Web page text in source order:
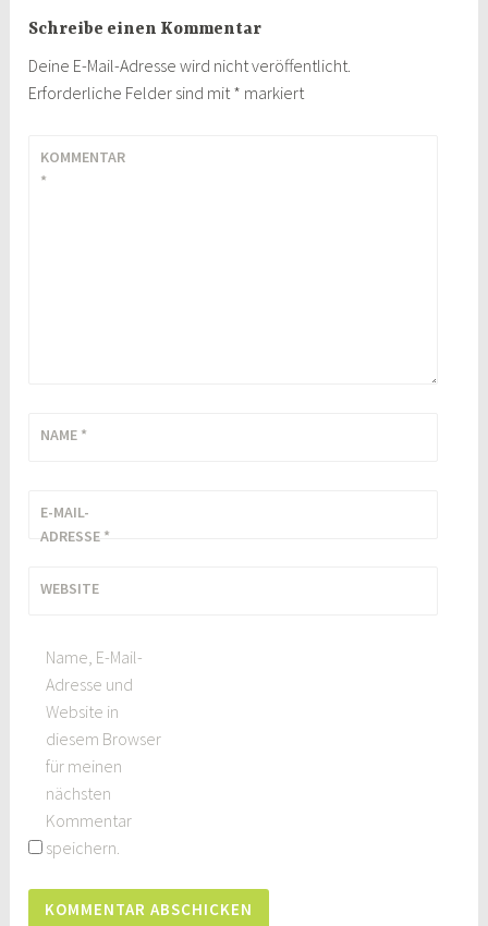
Schreibe einen Kommentar
Deine E-Mail-Adresse wird nicht veröffentlicht.
Erforderliche Felder sind mit* markiert
KOMMENTAR
*
NAME *
E-MAIL-
ADRESSE *
WEBSITE
Name, E-Mail-
Adresse und
Website in
diesem Browser
für meinen
nächsten
Kommentar
speichern.